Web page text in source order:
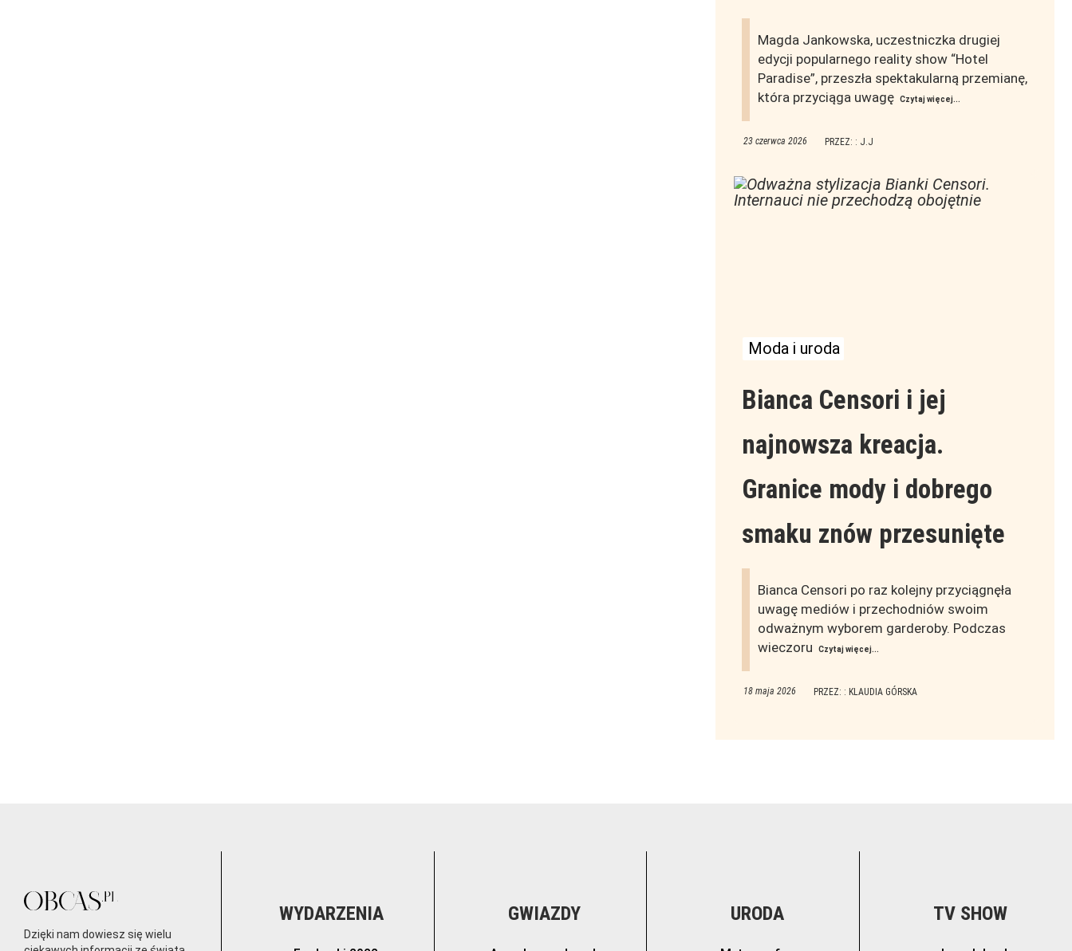
Magda Jankowska, uczestniczka drugiej
edycji popularnego reality show “Hotel
Paradise”, przeszła spektakularną przemianę,
która przyciąga uwagę
Czytaj więcej...
23 czerwca 2026 PRZEZ: : J.J
Moda i uroda
Bianca Censori i jej
najnowsza kreacja.
Granice mody i dobrego
smaku znów przesunięte
Bianca Censori po raz kolejny przyciągnęła
uwagę mediów i przechodniów swoim
odważnym wyborem garderoby. Podczas
wieczoru
Czytaj więcej...
18 maja 2026 PRZEZ: : KLAUDIA GÓRSKA
Dzięki nam dowiesz się wielu
WYDARZENIA GWIAZDY URODA TV SHOW